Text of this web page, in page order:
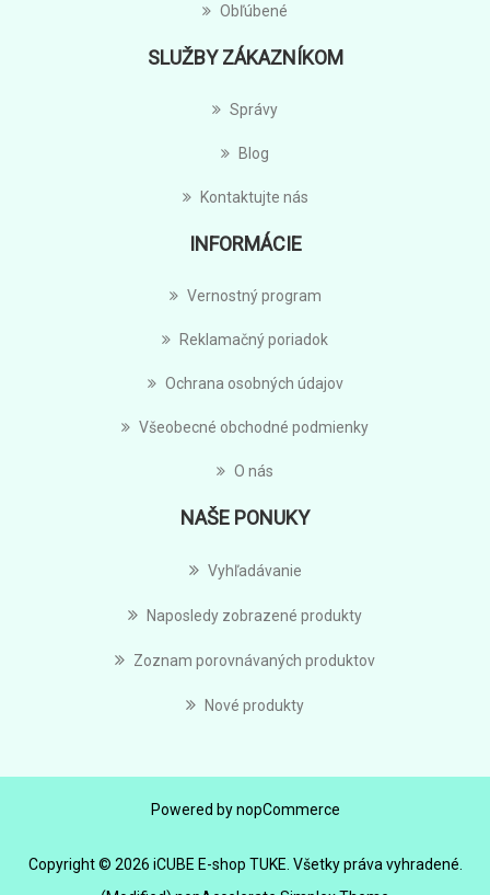
Obľúbené
SLUŽBY ZÁKAZNÍKOM
Správy
Blog
Kontaktujte nás
INFORMÁCIE
Vernostný program
Reklamačný poriadok
Ochrana osobných údajov
Všeobecné obchodné podmienky
O nás
NAŠE PONUKY
Vyhľadávanie
Naposledy zobrazené produkty
Zoznam porovnávaných produktov
Nové produkty
Powered bynopCommerce
Copyright © 2026 iCUBE E-shop TUKE. Všetky práva vyhradené.